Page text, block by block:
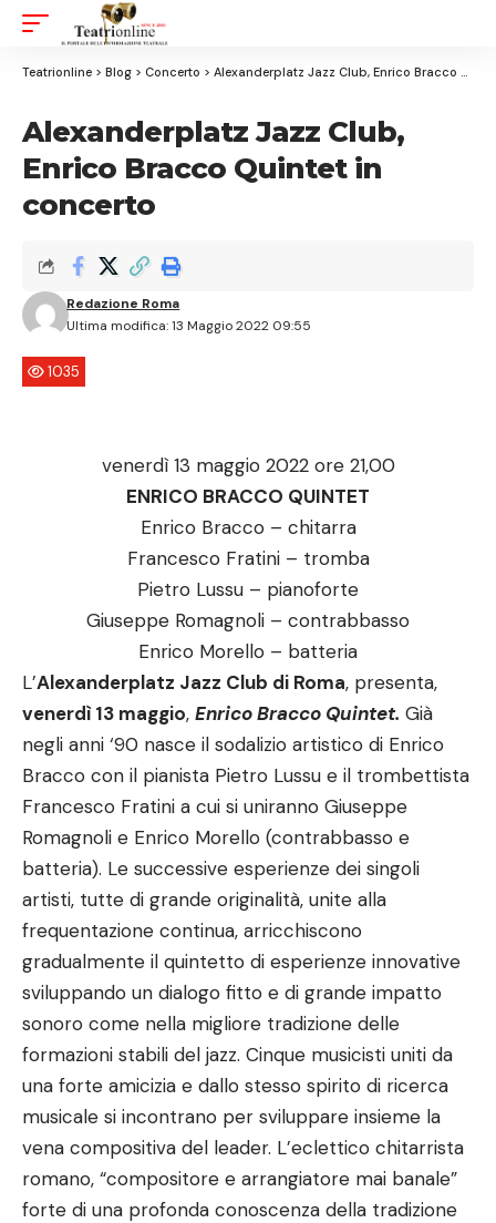
Resizer
Teatrionline > Blog > Concerto > Alexanderplatz Jazz Club, Enrico Bracco Quintet in concerto
Alexanderplatz Jazz Club,
Enrico Bracco Quintet in
concerto
Ultima modifica: 13 Maggio 2022 09:55
Redazione Roma
1035
venerdì 13 maggio 2022 ore 21,00
ENRICO BRACCO QUINTET
Enrico Bracco – chitarra
Francesco Fratini – tromba
Pietro Lussu – pianoforte
Giuseppe Romagnoli – contrabbasso
Enrico Morello – batteria
L’Alexanderplatz Jazz Club di Roma, presenta,
venerdì 13 maggio, Enrico Bracco Quintet. Già
negli anni ‘90 nasce il sodalizio artistico di Enrico
Bracco con il pianista Pietro Lussu e il trombettista
Francesco Fratini a cui si uniranno Giuseppe
Romagnoli e Enrico Morello (contrabbasso e
batteria). Le successive esperienze dei singoli
artisti, tutte di grande originalità, unite alla
frequentazione continua, arricchiscono
gradualmente il quintetto di esperienze innovative
sviluppando un dialogo fitto e di grande impatto
sonoro come nella migliore tradizione delle
formazioni stabili del jazz. Cinque musicisti uniti da
una forte amicizia e dallo stesso spirito di ricerca
musicale si incontrano per sviluppare insieme la
vena compositiva del leader. L’eclettico chitarrista
romano, “compositore e arrangiatore mai banale”
forte di una profonda conoscenza della tradizione